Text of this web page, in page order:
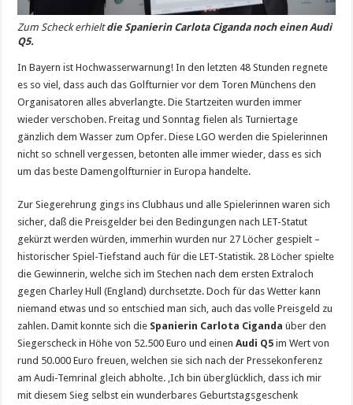
Zum Scheck erhieltdie Spanierin Carlota Ciganda noch einen Audi
Q5.
In Bayern ist Hochwasserwarnung! In den letzten 48 Stunden regnete
es so viel, dass auch das Golfturnier vor dem Toren Münchens den
Organisatoren alles abverlangte. Die Startzeiten wurden immer
wieder verschoben. Freitag und Sonntag fielen als Turniertage
gänzlich dem Wasser zum Opfer. Diese LGO werden die Spielerinnen
nicht so schnell vergessen, betonten alle immer wieder, dass es sich
um das beste Damengolfturnier in Europa handelte.
Zur Siegerehrung gings ins Clubhaus und alle Spielerinnen waren sich
sicher, daß die Preisgelder bei den Bedingungen nach LET-Statut
gekürzt werden würden, immerhin wurden nur 27 Löcher gespielt –
historischer Spiel-Tiefstand auch für die LET-Statistik. 28 Löcher spielte
die Gewinnerin, welche sich im Stechen nach dem ersten Extraloch
gegen Charley Hull (England) durchsetzte. Doch für das Wetter kann
niemand etwas und so entschied man sich, auch das volle Preisgeld zu
zahlen. Damit konnte sich die Spanierin Carlota Ciganda über den
Siegerscheck in Höhe von 52.500 Euro und einenAudi Q5 im Wert von
rund 50.000 Euro freuen, welchen sie sich nach der Pressekonferenz
am Audi-Temrinal gleich abholte. ‚Ich bin überglücklich, dass ich mir
mit diesem Sieg selbst ein wunderbares Geburtstagsgeschenk